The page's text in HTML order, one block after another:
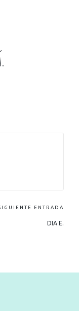
ENTRADA
DIA E.